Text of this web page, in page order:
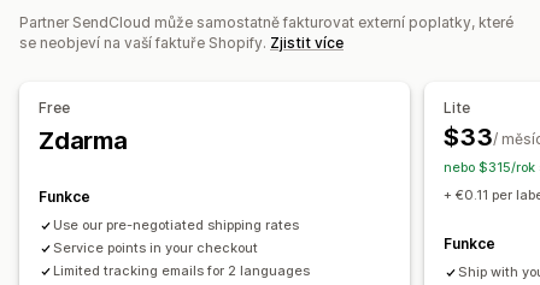
Sazby za dopravu
Značková stránka pro sledování
E-mailová oznámení
Vlastní notifikace Stránky pro sledování
Datum doručení
Partner SendCloud může samostatně fakturovat externí poplatky, které
se neobjeví na vaší faktuře Shopify. Zjistit více
Free
Zdarma
Funkce
Use our pre-negotiated shipping rates
Service points in your checkout
Limited tracking emails for 2 languages
Lite
$33/
nebo $315/rok
+ €0.11 per
Funkce
Ship with